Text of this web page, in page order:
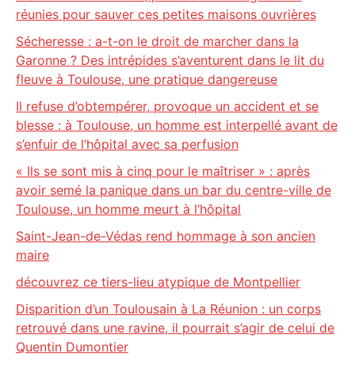
réunies pour sauver ces petites maisons ouvrières
Sécheresse : a-t-on le droit de marcher dans la
Garonne ? Des intrépides s’aventurent dans le lit du
fleuve à Toulouse, une pratique dangereuse
Il refuse d’obtempérer, provoque un accident et se
blesse : à Toulouse, un homme est interpellé avant de
s’enfuir de l’hôpital avec sa perfusion
« Ils se sont mis à cinq pour le maîtriser » : après
avoir semé la panique dans un bar du centre-ville de
Toulouse, un homme meurt à l’hôpital
Saint-Jean-de-Védas rend hommage à son ancien
maire
découvrez ce tiers-lieu atypique de Montpellier
Disparition d’un Toulousain à La Réunion : un corps
retrouvé dans une ravine, il pourrait s’agir de celui de
Quentin Dumontier